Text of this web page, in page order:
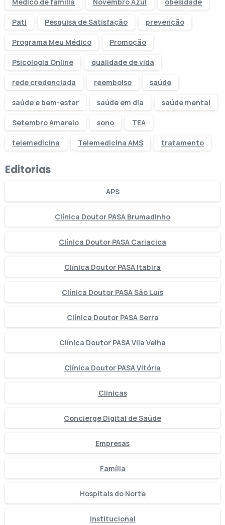
Pati Pesquisa de Satisfação prevenção
Programa Meu Médico Promoção
Psicologia Online qualidade de vida
rede credenciada reembolso saúde
saúde e bem-estar saúde em dia saúde mental
Setembro Amarelo sono TEA
telemedicina Telemedicina AMS tratamento
Editorias
APS
Clínica Doutor PASA Brumadinho
Clínica Doutor PASA Cariacica
Clínica Doutor PASA Itabira
Clínica Doutor PASA São Luís
Clínica Doutor PASA Serra
Clínica Doutor PASA Vila Velha
Clínica Doutor PASA Vitória
Clinicas
Concierge Digital de Saúde
Empresas
Família
Hospitais do Norte
Institucional